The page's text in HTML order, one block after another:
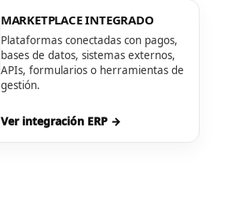
MARKETPLACE INTEGRADO
Plataformas conectadas con pagos,
bases de datos, sistemas externos,
APIs, formularios o herramientas de
gestión.
Ver integración ERP →